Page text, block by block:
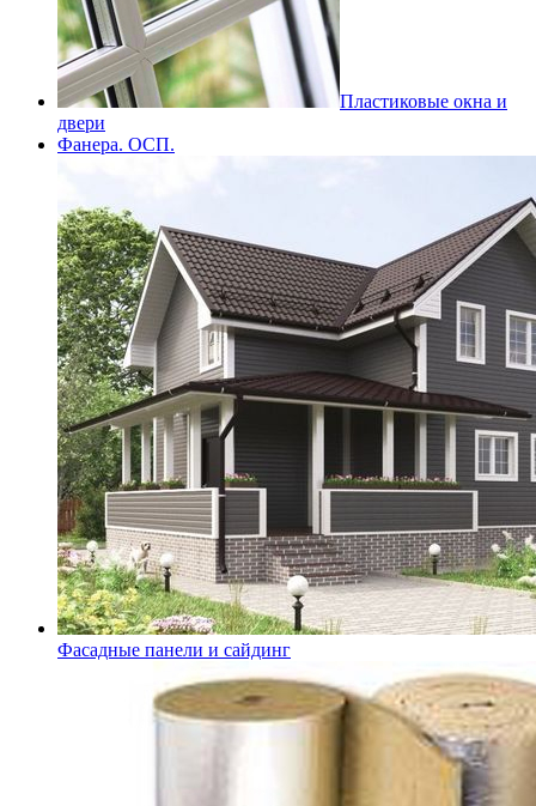
Пластиковые окна и
двери
Фанера. ОСП.
Фасадные панели и сайдинг